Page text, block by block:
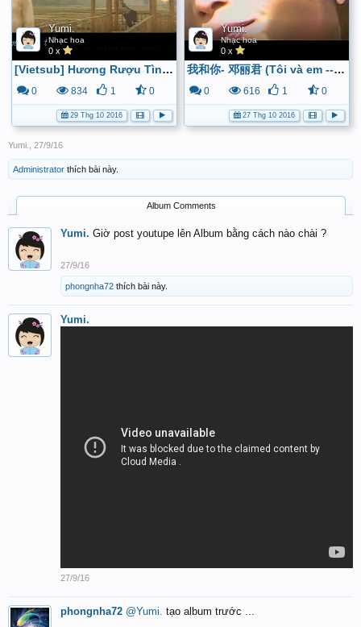
Yumi.
Nhạc hoa
0 x
[Vietsub] Hương Rượu Tình Nồng - Trần Khiết Nghi & Trương Học Hữu (OST Hương Đồng Gió Nội) - YouTube
0 834 1 0
29 Thg 10 2016
Yumi.
Nhạc hoa
0 x
我和你- 邓丽君 (Tôi và em -- Đặng Lệ Quân) - YouTube
0 616 1 0
27 Thg 10 2016
Yumi. 27/9/16
Administrator thích bài này.
Album Comments
Yumi. Giờ post youtupe lên Album bằng cách nào chài ?
27/9/16
phongnha72 thích bài này.
Yumi.
27/9/16
phongnha72 @Yumi. tạo album trước ...